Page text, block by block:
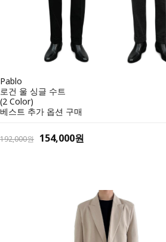
Pablo
로건 울 싱글 수트
(2 Color)
베스트 추가 옵션 구매
192,000원 154,000원